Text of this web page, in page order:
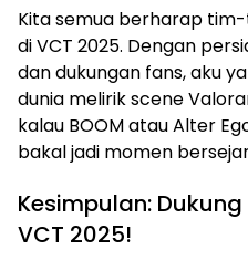
Kita semua berharap
di VCT 2025. Dengan
dan dukungan fans, aku
dunia melirik scene
kalau BOOM atau Alter
bakal jadi momen
Kesimpulan:
VCT 2025!